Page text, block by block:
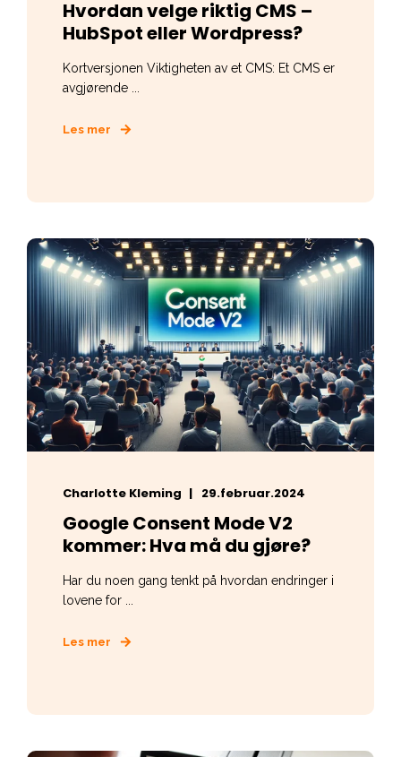
Hvordan velge riktig CMS –
HubSpot eller Wordpress?
Kortversjonen Viktigheten av et CMS: Et CMS er
avgjørende ...
Les mer
Charlotte Kleming 29.februar.2024
Google Consent Mode V2
kommer: Hva må du gjøre?
Har du noen gang tenkt på hvordan endringer i
lovene for ...
Les mer